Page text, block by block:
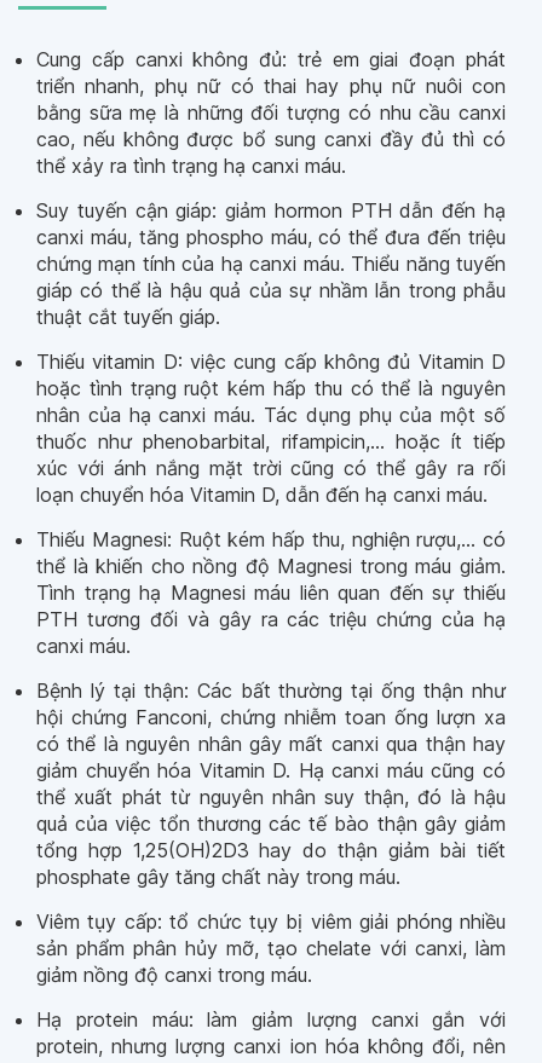
Cung cấp canxi không đủ: trẻ em giai đoạn phát
triển nhanh, phụ nữ có thai hay phụ nữ nuôi con
bằng sữa mẹ là những đối tượng có nhu cầu canxi
cao, nếu không được bổ sung canxi đầy đủ thì có
thể xảy ra tình trạng hạ canxi máu.
Suy tuyến cận giáp: giảm hormon PTH dẫn đến hạ
canxi máu, tăng phospho máu, có thể đưa đến triệu
chứng mạn tính của hạ canxi máu. Thiểu năng tuyến
giáp có thể là hậu quả của sự nhầm lẫn trong phẫu
thuật cắt tuyến giáp.
Thiếu vitamin D: việc cung cấp không đủ Vitamin D
hoặc tình trạng ruột kém hấp thu có thể là nguyên
nhân của hạ canxi máu. Tác dụng phụ của một số
thuốc như phenobarbital, rifampicin,... hoặc ít tiếp
xúc với ánh nắng mặt trời cũng có thể gây ra rối
loạn chuyển hóa Vitamin D, dẫn đến hạ canxi máu.
Thiếu Magnesi: Ruột kém hấp thu, nghiện rượu,... có
thể là khiến cho nồng độ Magnesi trong máu giảm.
Tình trạng hạ Magnesi máu liên quan đến sự thiếu
PTH tương đối và gây ra các triệu chứng của hạ
canxi máu.
Bệnh lý tại thận: Các bất thường tại ống thận như
hội chứng Fanconi, chứng nhiễm toan ống lượn xa
có thể là nguyên nhân gây mất canxi qua thận hay
giảm chuyển hóa Vitamin D. Hạ canxi máu cũng có
thể xuất phát từ nguyên nhân suy thận, đó là hậu
quả của việc tổn thương các tế bào thận gây giảm
tổng hợp 1,25(OH)2D3 hay do thận giảm bài tiết
phosphate gây tăng chất này trong máu.
Viêm tụy cấp: tổ chức tụy bị viêm giải phóng nhiều
sản phẩm phân hủy mỡ, tạo chelate với canxi, làm
giảm nồng độ canxi trong máu.
Hạ protein máu: làm giảm lượng canxi gắn với
protein, nhưng lượng canxi ion hóa không đổi, nên